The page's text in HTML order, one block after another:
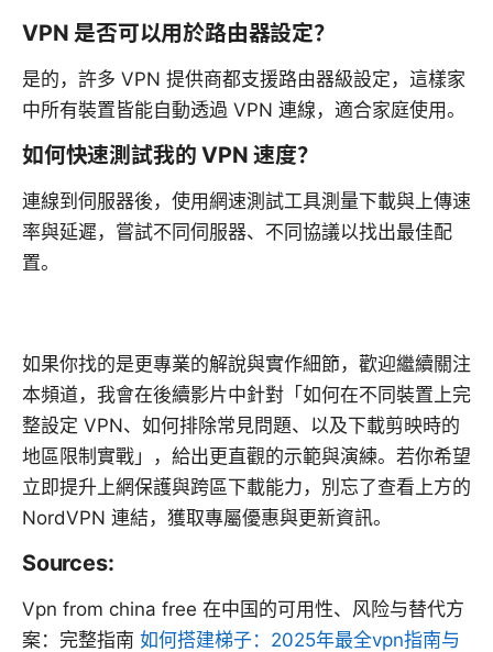
VPN 是否可以用於路由器設定？
是的，許多 VPN 提供商都支援路由器級設定，這樣家
中所有裝置皆能自動透過 VPN 連線，適合家庭使用。
如何快速測試我的 VPN 速度？
連線到伺服器後，使用網速測試工具測量下載與上傳速
率與延遲，嘗試不同伺服器、不同協議以找出最佳配
置。
如果你找的是更專業的解說與實作細節，歡迎繼續關注
本頻道，我會在後續影片中針對「如何在不同裝置上完
整設定 VPN、如何排除常見問題、以及下載剪映時的
地區限制實戰」，給出更直觀的示範與演練。若你希望
立即提升上網保護與跨區下載能力，別忘了查看上方的
NordVPN 連結，獲取專屬優惠與更新資訊。
Sources:
Vpn from china free 在中国的可用性、风险与替代方
案：完整指南 如何搭建梯子：2025年最全vpn指南与